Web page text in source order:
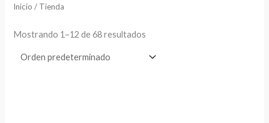
Inicio / Tienda
Mostrando 1–12 de 68 resultados